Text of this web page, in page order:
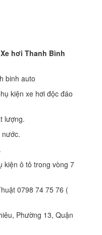
hơi Thanh Bình
binh auto
kiện xe hơi độc đáo
lượng.
nước.
kiện ô tô trong vòng 7
0798 74 75 76 (
Phường 13, Quận